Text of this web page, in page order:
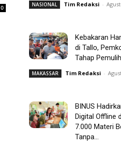
0
NASIONAL Tim Redaksi -
Kebakaran
di Tallo,
Tahap
MAKASSAR Tim Redaksi -
BINUS
Digital Offline
7.000 Materi
Tanpa...